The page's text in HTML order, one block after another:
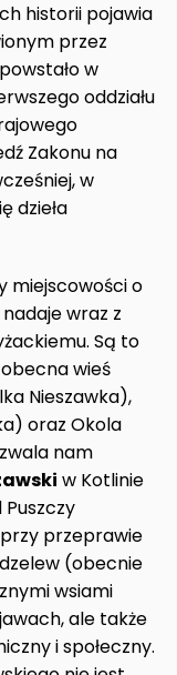
historii pojawia
przez
w
oddziału
Zakonu na
w
dzieła
miejscowości o
wraz z
Są to
wieś
Nieszawka),
oraz Okola
nam
w Kotlinie
przy przeprawie
(obecnie
wsiami
ale także
i społeczny.